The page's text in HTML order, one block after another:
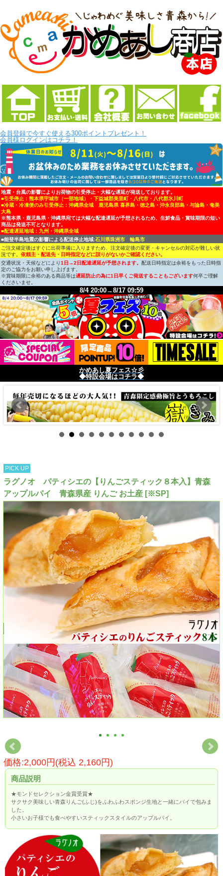
会員登録で今すぐ使える300ポイントプレゼント！
会員様ログインはコチラ！
地震・台風の影響によりお荷物の引受停止・大幅な遅延が発送しております。
■引受停止：熊本県宇城市（一部地域）・下益城郡美里町・八代市・八代郡氷川町
■冷蔵・冷凍便のみ引受停止：沖縄県全域 鹿児島県 喜界島・徳之島・沖永良部島・与論島・奄美
大島
※熊本県・鹿児島県・沖縄県宛ては大幅な配達遅延が予想されるため、生鮮食品・賞味期限の短い
商品は発送不可となります。
■配達遅延地域：九州・沖縄県全域
■能登半島地震の影響による配送停止地域:石川県珠洲市 輪島市
ご注文確定後はすぐに出荷準備に入りますため、注文確定後の変更・キャンセルの対応が難しい状
況です。 依頼主・配送先・日時指定などに誤りがないかご確認ください。
交通状況・天候などにより1日→2日配達遅延が予想されます。 配送日時指定は余裕をもった日時指
定のご協力をお願い申し上げます。
※賞味期限に余裕のある商品等は遅延防止の為に1日早くご発送することもございます何卒ご理解
くださいませ。
8/4 20:00→8/17 09:59
かめあし夏フェス☆彡
◆特設会場はコチラ◆
PICK UP
ラグノオ パティシエの【りんごスティック８本入】青森
アップルパイ 青森県産 りんご お土産 [※SP]
価格:2,000円(税込 2,160円)
商品説明
★モンドセレクション金賞受賞★
サクサク美味しい青森りんご(ふじ)をふわふわスポンジ生地と一緒にパイで包みま
した。
小さいお子様でも食べやすいスティックスタイルのアップルパイ。